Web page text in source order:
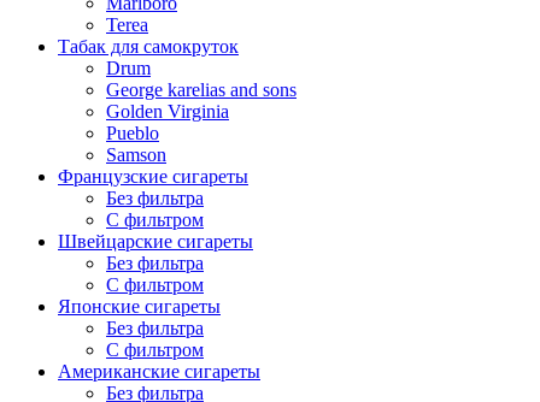
Terea
Табак для самокруток
Drum
George karelias and sons
Golden Virginia
Pueblo
Samson
Французские сигареты
Без фильтра
С фильтром
Швейцарские сигареты
Без фильтра
С фильтром
Японские сигареты
Без фильтра
С фильтром
Американские сигареты
Без фильтра